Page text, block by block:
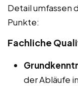
Detail umfassen
Punkte:
Fachliche
der Abläufe